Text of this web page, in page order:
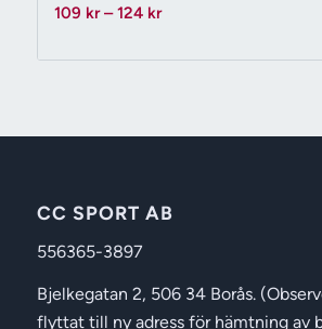
109 kr – 124 krPrisintervall:
till
CC SPORT AB
556365-3897
Bjelkegatan 2, 506 34 Borås.
flyttat till ny adress för hämtning av